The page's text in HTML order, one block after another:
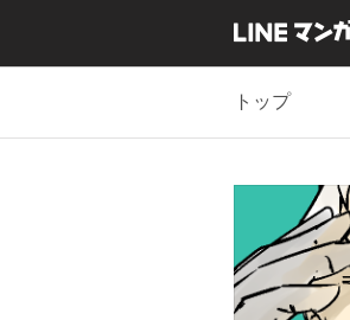
トップ